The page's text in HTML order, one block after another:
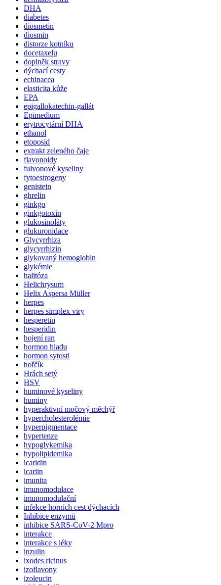
DHA
diabetes
diosmetin
diosmin
distorze kotníku
docetaxelu
doplněk stravy
dýchací cesty
echinacea
elasticita kůže
EPA
epigallokatechin-gallát
Epimedium
erytrocytární DHA
ethanol
etoposid
extrakt zeleného čaje
flavonoidy
fulvonové kyseliny
fytoestrogeny
genistein
ghrelin
ginkgo
ginkgotoxin
glukosinoláty
glukuronidace
Glycyrrhiza
glycyrrhizin
glykovaný hemoglobin
glykémie
halitóza
Helichrysum
Helix Aspersa Müller
herpes
herpes simplex viry
hesperetin
hesperidin
hojení ran
hormon hladu
hormon sytosti
hořčík
Hrách setý
HSV
huminové kyseliny
huminy
hyperaktivní močový měchýř
hypercholesterolémie
hyperpigmentace
hypertenze
hypoglykemika
hypolipidemika
icaridin
icariin
imunita
imunomodulace
imunomodulační
infekce horních cest dýchacích
Inhibice enzymů
inhibice SARS-CoV-2 Mpro
interakce
interakce s léky
inzulin
ixodes ricinus
izoflavony
izoleucin